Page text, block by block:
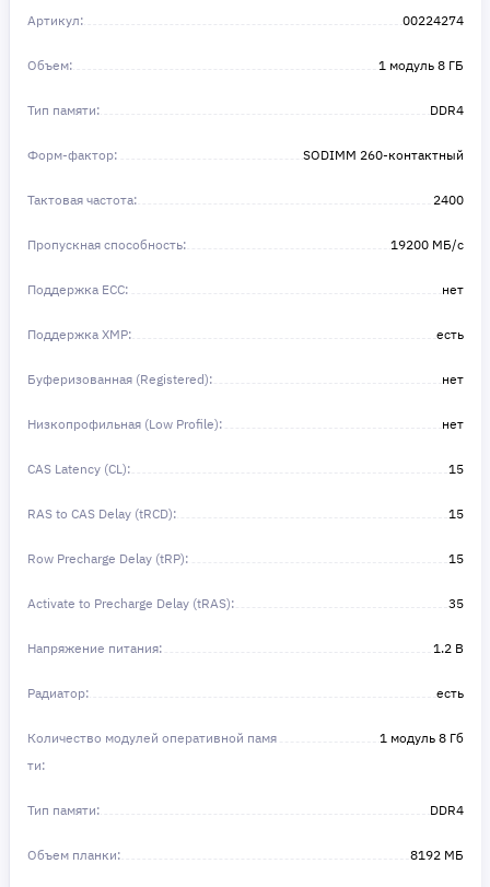
Артикул: 00224274
Объем: 1 модуль 8 ГБ
Тип памяти: DDR4
Форм-фактор: SODIMM 260-контактный
Тактовая частота: 2400
Пропускная способность: 19200 МБ/с
Поддержка ECC: нет
Поддержка XMP: есть
Буферизованная (Registered): нет
Низкопрофильная (Low Profile): нет
CAS Latency (CL): 15
RAS to CAS Delay (tRCD): 15
Row Precharge Delay (tRP): 15
Activate to Precharge Delay (tRAS): 35
Напряжение питания: 1.2 В
Радиатор: есть
Количество модулей оперативной памя
ти:
1 модуль 8 Гб
Тип памяти: DDR4
Объем планки: 8192 МБ